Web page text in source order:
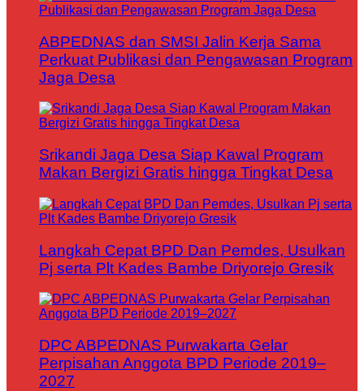
ABPEDNAS dan SMSI Jalin Kerja Sama
Perkuat Publikasi dan Pengawasan Program
Jaga Desa
Srikandi Jaga Desa Siap Kawal Program
Makan Bergizi Gratis hingga Tingkat Desa
Langkah Cepat BPD Dan Pemdes, Usulkan
Pj serta Plt Kades Bambe Driyorejo Gresik
DPC ABPEDNAS Purwakarta Gelar
Perpisahan Anggota BPD Periode 2019–
2027